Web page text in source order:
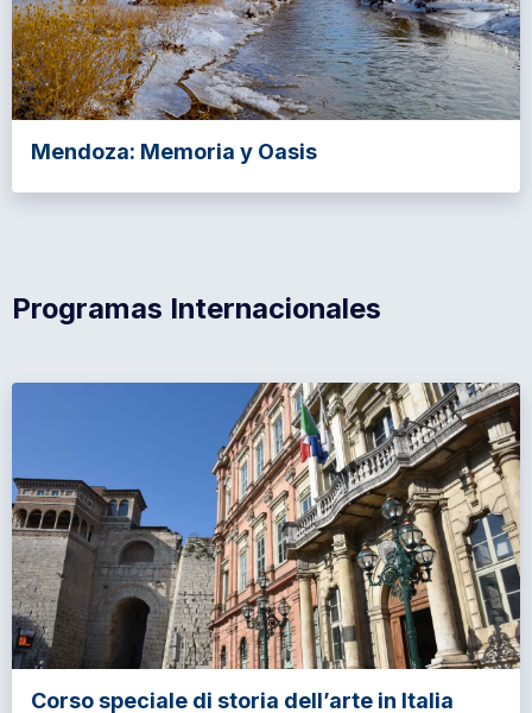
Mendoza: Memoria y Oasis
Programas Internacionales
Corso speciale di storia dell’arte in Italia